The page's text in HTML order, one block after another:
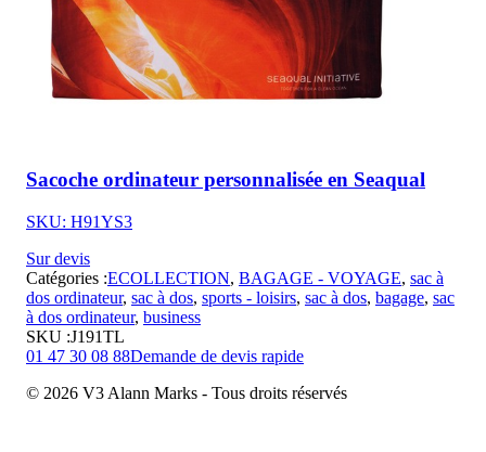
Sacoche ordinateur personnalisée en Seaqual
SKU: H91YS3
Sur devis
Catégories :ECOLLECTION, BAGAGE - VOYAGE, sac à
dos ordinateur, sac à dos, sports - loisirs, sac à dos, bagage, sac
à dos ordinateur, business
SKU :J191TL
01 47 30 08 88Demande de devis rapide
© 2026 V3 Alann Marks - Tous droits réservés